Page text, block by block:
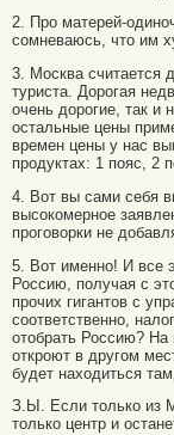
2. Про матерей-
сомневаюсь, что им
3. Москва считается
туриста. Дорогая
очень дорогие, так и
остальные цены
времен цены у нас
продуктах: 1 пояс, 2
4. Вот вы сами себя
высокомерное
проговорки не
5. Вот именно! И все
Россию, получая с
прочих гигантов с
соответственно,
отобрать Россию? На
откроют в другом
будет находиться
З.Ы. Если только из
только центр и